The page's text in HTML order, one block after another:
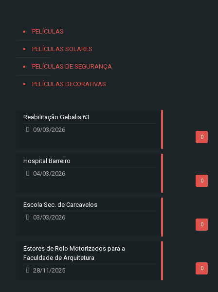
PELÍCULAS
PELÍCULAS SOLARES
PELÍCULAS DE SEGURANÇA
PELÍCULAS DECORATIVAS
0
Reabilitação Gebalis 63
09/03/2026
0
Hospital Barreiro
04/03/2026
0
Escola Sec. de Carcavelos
03/03/2026
0
Estores de Rolo Motorizados para a
Faculdade de Arquitetura
28/11/2025